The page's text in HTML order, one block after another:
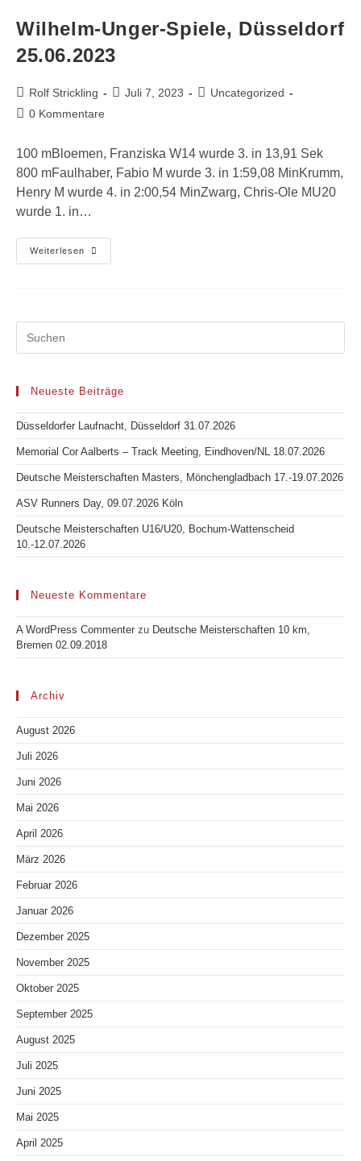
Wilhelm-Unger-Spiele, Düsseldorf
25.06.2023
Beitrags-
Autor:
Rolf Strickling
Beitrag
Juli 7, 2023
Beitrags-
Uncategorized
Beitrags-
0 Kommentare
100 mBloemen, Franziska W14 wurde 3. in 13,91 Sek
800 mFaulhaber, Fabio M wurde 3. in 1:59,08 MinKrumm,
Henry M wurde 4. in 2:00,54 MinZwarg, Chris-Ole MU20
wurde 1. in…
Weiterlesen
Wilhelm-
Unger-
Neueste Beiträge
Düsseldorfer Laufnacht, Düsseldorf 31.07.2026
Memorial Cor Aalberts – Track Meeting, Eindhoven/NL 18.07.2026
Deutsche Meisterschaften Masters, Mönchengladbach 17.-19.07.2026
ASV Runners Day, 09.07.2026 Köln
Deutsche Meisterschaften U16/U20, Bochum-Wattenscheid
10.-12.07.2026
Neueste Kommentare
A WordPress Commenter zu Deutsche Meisterschaften 10 km,
Bremen 02.09.2018
Archiv
August 2026
Juli 2026
Juni 2026
Mai 2026
April 2026
März 2026
Februar 2026
Januar 2026
Dezember 2025
November 2025
Oktober 2025
September 2025
August 2025
Juli 2025
Juni 2025
Mai 2025
April 2025